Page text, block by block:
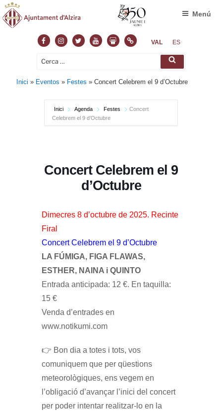
FacebookInstagram
TwitterYoutubeSlideshare
NormasVAL ES
Cerca: Cerca
Menú
Inici » Eventos » Festes »Concert Celebrem el 9 d’Octubre
Inici Agenda Festes
Concert
Celebrem el 9 d’Octubre
Concert Celebrem el 9
d’Octubre
Dimecres 8 d’octubre de 2025. Recinte
Firal
Concert Celebrem el 9 d’Octubre
LA FÚMIGA, FIGA FLAWAS,
ESTHER, NAINA i QUINTO
Entrada anticipada: 12 €. En taquilla:
15 €
Venda d’entrades en
www.notikumi.com
👉 Bon dia a totes i tots, vos
comuniquem que per qüestions
meteorològiques, ens vegem en
l’obligació d’avançar l’inici del concert
per poder intentar realitzar-lo en la